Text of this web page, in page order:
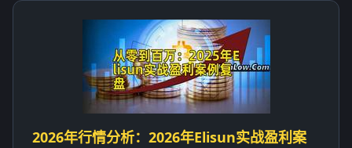
2026年行情分析：2026年Elisun实战盈利案